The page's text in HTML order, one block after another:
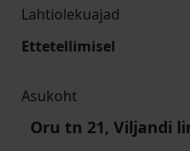
Lahtiolekuajad
Ettetellimisel
Asukoht
Oru tn 21, Viljandi